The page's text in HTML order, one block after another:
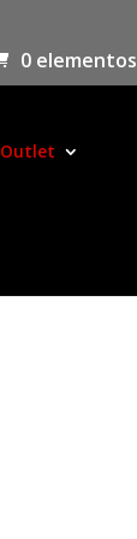
0 elementos
Outlet